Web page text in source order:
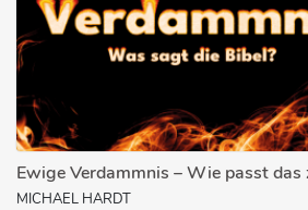
Ewige Verdammnis – Wie passt das
MICHAEL HARDT